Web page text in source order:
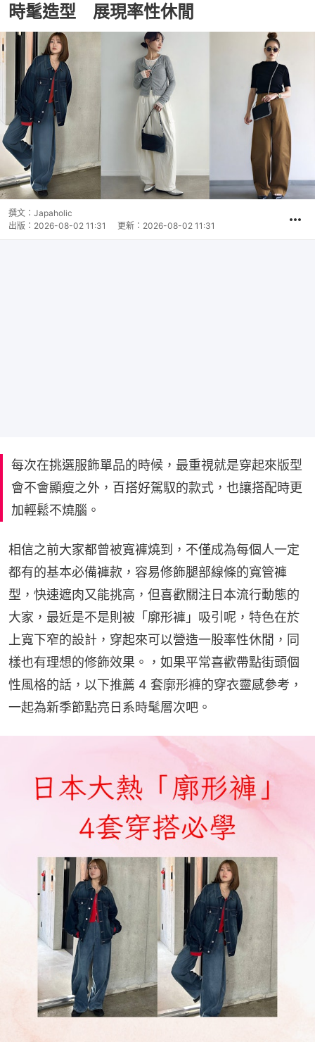
時髦造型 展現率性休閒
撰文： Japaholic
出版： 2026-08-02 11:31 更新： 2026-08-02 11:31
每次在挑選服飾單品的時候，最重視就是穿起來版型
會不會顯瘦之外，百搭好駕馭的款式，也讓搭配時更
加輕鬆不燒腦。
相信之前大家都曾被寬褲燒到，不僅成為每個人一定
都有的基本必備褲款，容易修飾腿部線條的寬管褲
型，快速遮肉又能挑高，但喜歡關注日本流行動態的
大家，最近是不是則被「廓形褲」吸引呢，特色在於
上寬下窄的設計，穿起來可以營造一股率性休閒，同
樣也有理想的修飾效果。，如果平常喜歡帶點街頭個
性風格的話，以下推薦 4 套廓形褲的穿衣靈感參考，
一起為新季節點亮日系時髦層次吧。